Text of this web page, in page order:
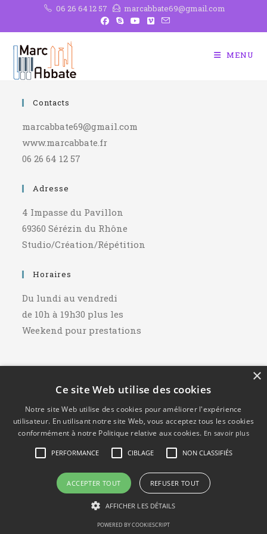
06 26 64 12 57 marcabbate69@gmail.com
MENU
Contacts
marcabbate69@gmail.com
www.marcabbate.fr
06 26 64 12 57
Adresse
4 Impasse du Pavillon
69360 Sérézin du Rhône
Studio/Création/Répétition
Horaires
Du lundi au vendredi
de 10h à 19h30 plus les
Weekend pour prestations
© Copyright - Marc Abbate
- Cours de piano
Mentions légales et politique de confidentialité
×
Ce site Web utilise des cookies
Notre site Web utilise des cookies pour améliorer l'expérience
utilisateur. En utilisant notre site Web, vous acceptez tous les cookies
conformément à notre Politique relative aux cookies. En savoir plus
PERFORMANCE CIBLAGE NON CLASSIFIÉS
ACCEPTER TOUT REFUSER TOUT
AFFICHER LES DÉTAILS
POWERED BY COOKIESCRIPT